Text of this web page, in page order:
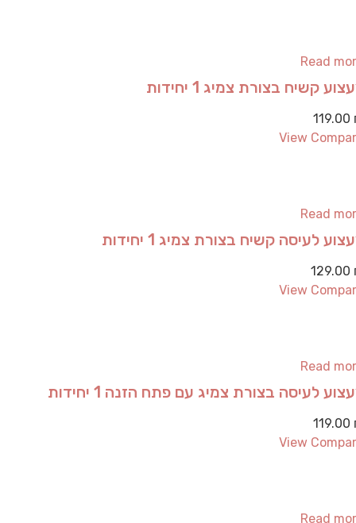
Read
קשיח בצורת צמיג 1 יחידות
119.00
View
Read
לעיסה קשיח בצורת צמיג 1 יחידות
129.00
View
Read
לעיסה בצורת צמיג עם פתח הזנה 1 יחידות
119.00
View
Read